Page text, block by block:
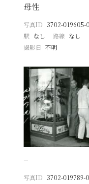
母性
写真ID 3702-019605-0
駅 なし 路線 なし
撮影日
不明
−
写真ID 3702-019789-0